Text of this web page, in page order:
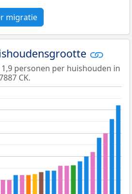
migratie
personen per huishouden in
CK.